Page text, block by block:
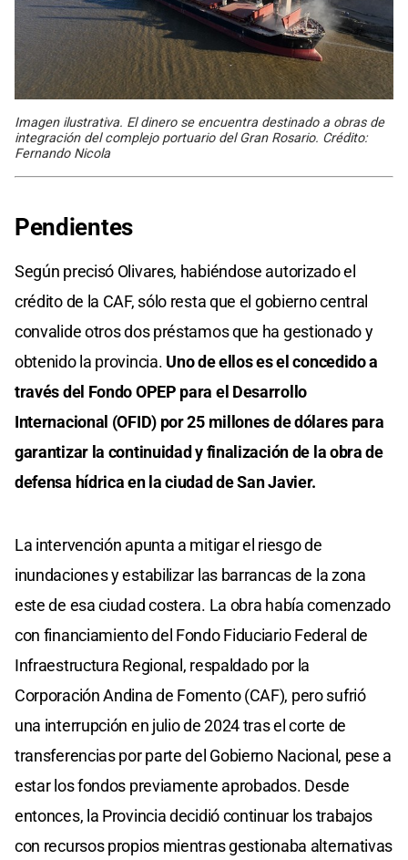
Imagen ilustrativa. El dinero se encuentra destinado a obras de
integración del complejo portuario del Gran Rosario. Crédito:
Fernando Nicola
Pendientes
Según precisó Olivares, habiéndose autorizado el
crédito de la CAF, sólo resta que el gobierno central
convalide otros dos préstamos que ha gestionado y
obtenido la provincia. Uno de ellos es el concedido a
través del Fondo OPEP para el Desarrollo
Internacional (OFID) por 25 millones de dólares para
garantizar la continuidad y finalización de la obra de
defensa hídrica en la ciudad de San Javier.
La intervención apunta a mitigar el riesgo de
inundaciones y estabilizar las barrancas de la zona
este de esa ciudad costera. La obra había comenzado
con financiamiento del Fondo Fiduciario Federal de
Infraestructura Regional, respaldado por la
Corporación Andina de Fomento (CAF), pero sufrió
una interrupción en julio de 2024 tras el corte de
transferencias por parte del Gobierno Nacional, pese a
estar los fondos previamente aprobados. Desde
entonces, la Provincia decidió continuar los trabajos
con recursos propios mientras gestionaba alternativas